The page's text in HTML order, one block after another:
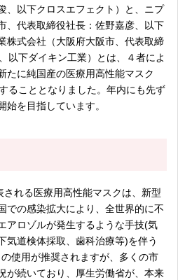
、以下クロスエフェクト）と、ニプ
、代表取締役社長：佐野嘉彦、以下
株式会社（大阪府大阪市、代表取締
以下ダイキン工業）とは、４者によ
たに純国産の医療用高性能マスク
ることとなりました。年内にも先ず
始を目指しています。
れる医療用高性能マスクは、新型
での感染拡大により、全世界的に不
アロゾルが発生するような手技(気
気道検体採取、歯科治療等)を伴う
使用が推奨されますが、多くの市
が続いており、厚生労働省が、本来